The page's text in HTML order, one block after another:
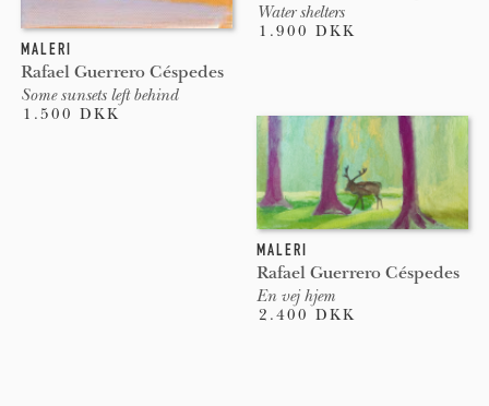
Water shelters
1.900 DKK
MALERI
Rafael Guerrero Céspedes
Some sunsets left behind
1.500 DKK
MALERI
Rafael Guerrero Céspedes
En vej hjem
2.400 DKK